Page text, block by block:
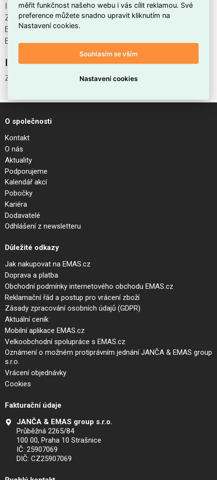
Ideal Lux, EAN 8021696323527, kód dodavatele 323527.
ZEUS FRAME TRIM ROUND 13W BK nabízíme od 1 ks. Kód
EMAS ZEUS FRAME TRIM ROUND 13W BK je
ELSVOS1786671.
Interní název produktu
ZEUS FRAME TRIM ROUND 13W BK
O společnosti
Kontakt
O nás
Aktuality
Podporujeme
Kalendář akcí
Pobočky
Kariéra
Dodavatelé
Odhlášení z newsletteru
Důležité odkazy
Jak nakupovat na EMAS.cz
Doprava a platba
Obchodní podmínky internetového obchodu EMAS.cz
Reklamační řád a postup pro vrácení zboží
Zásady zpracování osobních údajů (GDPR)
Aktuální ceník
Mobilní aplikace EMAS.cz
Velkoobchodní spolupráce s EMAS.cz
Oznámení o možném protiprávním jednání JANČA & EMAS group
s.r.o.
Vrácení objednávky
Cookies
Fakturační údaje
JANČA & EMAS group s.r.o.
Průběžná 2265/84
100 00, Praha 10 Strašnice
IČ: 25907069
DIČ: CZ25907069
měřit funkčnost našeho webu i vás cílit reklamou. Své
preference můžete snadno upravit kliknutím na
Nastavení cookies.
Souhlasím se vším
Nastavení cookies